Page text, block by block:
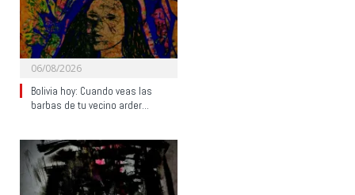
06/08/2026
Bolivia hoy: Cuando veas las
barbas de tu vecino arder…